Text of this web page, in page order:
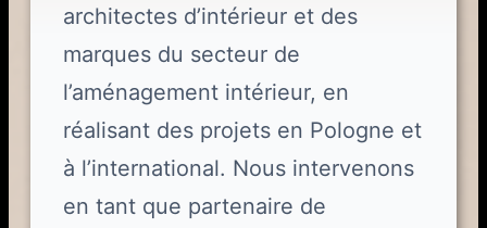
architectes d’intérieur et des
marques du secteur de
l’aménagement intérieur, en
réalisant des projets en Pologne et
à l’international. Nous intervenons
en tant que partenaire de